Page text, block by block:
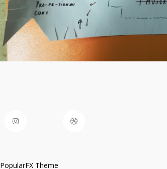
PopularFX Theme